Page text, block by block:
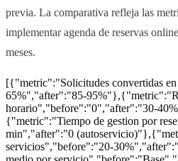
previa. La comparativa refleja las
implementar agenda de reservas
meses.
[{"metric":"Solicitudes convertidas
65%","after":"85-
horario","before":"0","after":"30-
{"metric":"Tiempo de gestion por
min","after":"0
servicios","before":"20-